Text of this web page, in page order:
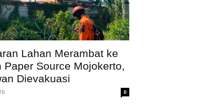
Lahan Merambat ke
Paper Source Mojokerto,
Dievakuasi
0